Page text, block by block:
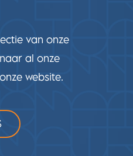
van onze
al onze
website.